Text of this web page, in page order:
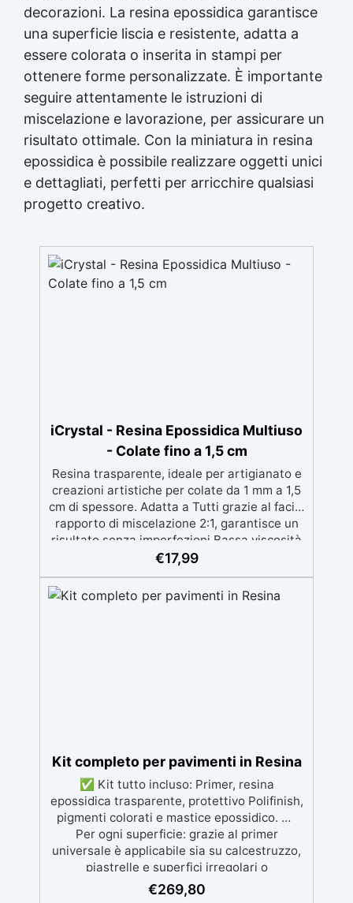
decorazioni. La resina epossidica garantisce
una superficie liscia e resistente, adatta a
essere colorata o inserita in stampi per
ottenere forme personalizzate. È importante
seguire attentamente le istruzioni di
miscelazione e lavorazione, per assicurare un
risultato ottimale. Con la miniatura in resina
epossidica è possibile realizzare oggetti unici
e dettagliati, perfetti per arricchire qualsiasi
progetto creativo.
iCrystal - Resina Epossidica Multiuso
- Colate fino a 1,5 cm
Resina trasparente, ideale per artigianato e
creazioni artistiche per colate da 1 mm a 1,5
cm di spessore. Adatta a Tutti grazie al facile
rapporto di miscelazione 2:1, garantisce un
risultato senza imperfezioni Bassa viscosità
per colate senza bolle, compatibile con
materiali. Certificata post-catalisi atossica e
sicura per il contatto con la pelle, Bpa Free e
€17,99
Kit completo per pavimenti in Resina
✅ Kit tutto incluso: Primer, resina
epossidica trasparente, protettivo Polifinish,
pigmenti colorati e mastice epossidico. ✅
Per ogni superficie: grazie al primer
universale è applicabile sia su calcestruzzo,
piastrelle e superfici irregolari o
danneggiate. ✅ Facile da applicare: Video
Guida completa inclusa, 3 semplici passaggi,
€269,80